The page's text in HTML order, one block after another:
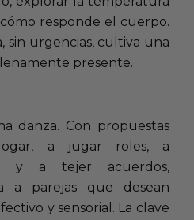
responde el cuerpo.
sin urgencias, cultiva una
presente.
danza. Con propuestas
a jugar roles, a
y a tejer acuerdos,
a parejas que desean
y sensorial. La clave